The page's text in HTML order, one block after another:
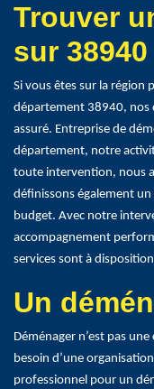
Trouver
sur 38940
Si vous êtes sur la région
département 38940, nos
assuré. Entreprise de
département, notre
toute intervention, nous
définissons également
budget. Avec notre
accompagnement
services sont à
Un
Déménager n’est pas
besoin d’une
professionnel pour un